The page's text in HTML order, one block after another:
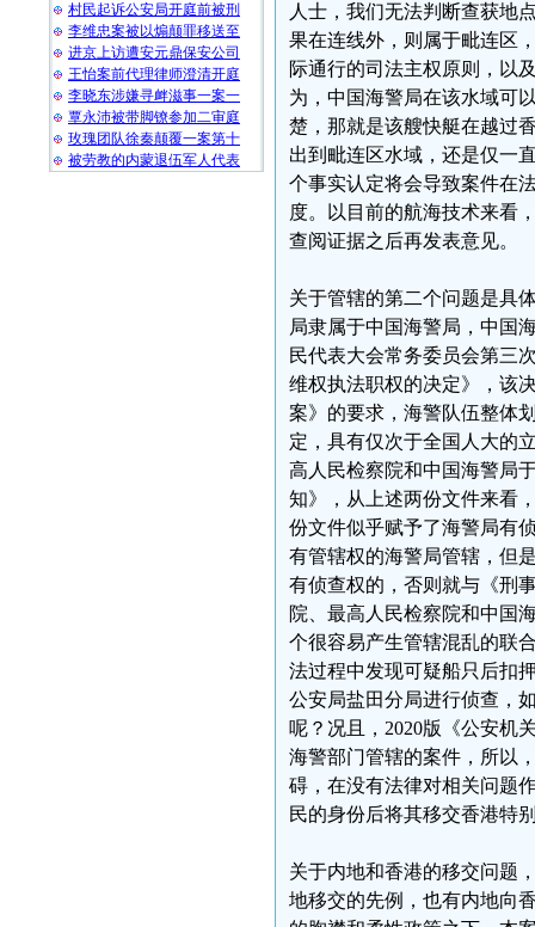
村民起诉公安局开庭前被刑
李维忠案被以煽颠罪移送至
进京上访遭安元鼎保安公司
王怡案前代理律师澄清开庭
李晓东涉嫌寻衅滋事一案一
覃永沛被带脚镣参加二审庭
玫瑰团队徐秦颠覆一案第十
被劳教的内蒙退伍军人代表
人士，我们无法判断查获地
果在连线外，则属于毗连区
际通行的司法主权原则，以
为，中国海警局在该水域可
楚，那就是该艘快艇在越过
出到毗连区水域，还是仅一
个事实认定将会导致案件在
度。以目前的航海技术来看
查阅证据之后再发表意见。
关于管辖的第二个问题是具
局隶属于中国海警局，中国
民代表大会常务委员会第三
维权执法职权的决定》，该
案》的要求，海警队伍整体
定，具有仅次于全国人大的
高人民检察院和中国海警局
知》，从上述两份文件来看
份文件似乎赋予了海警局有
有管辖权的海警局管辖，但
有侦查权的，否则就与《刑
院、最高人民检察院和中国
个很容易产生管辖混乱的联
法过程中发现可疑船只后扣
公安局盐田分局进行侦查，
呢？况且，2020版《公安机
海警部门管辖的案件，所以
碍，在没有法律对相关问题
民的身份后将其移交香港特
关于内地和香港的移交问题
地移交的先例，也有内地向